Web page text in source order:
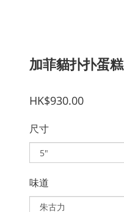
加菲貓扑扑蛋糕
HK$930.00
尺寸
味道